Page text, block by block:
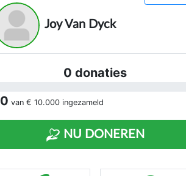
Joy Van Dyck
0 donaties
van € 10.000 ingezameld
NU DONEREN